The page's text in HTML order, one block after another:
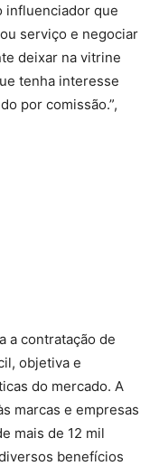
influenciador que
serviço e negociar
deixar na vitrine
tenha interesse
por comissão.”,
a contratação de
objetiva e
do mercado. A
marcas e empresas
mais de 12 mil
benefícios